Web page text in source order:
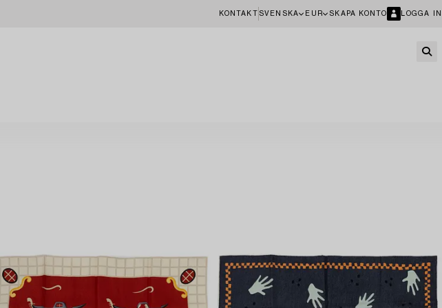
KONTAKT SVENSKA EUR SKAPA KONTO LOGGA IN